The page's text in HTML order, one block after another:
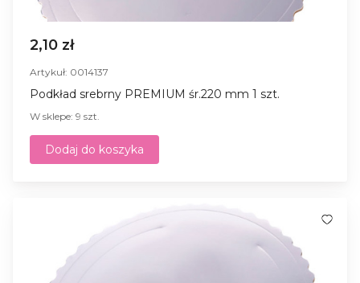
2,10 zł
Artykuł: 0014137
Podkład srebrny PREMIUM śr.220 mm 1 szt.
W sklepe: 9 szt.
Dodaj do koszyka